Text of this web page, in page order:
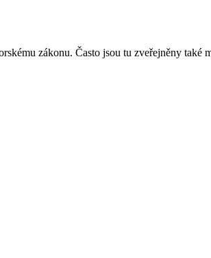
zákonu. Často jsou tu zveřejněny také